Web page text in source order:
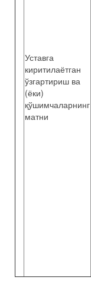
Уставга
киритилаётган
ўзгартириш ва
(ёки)
қўшимчаларнинг
матни